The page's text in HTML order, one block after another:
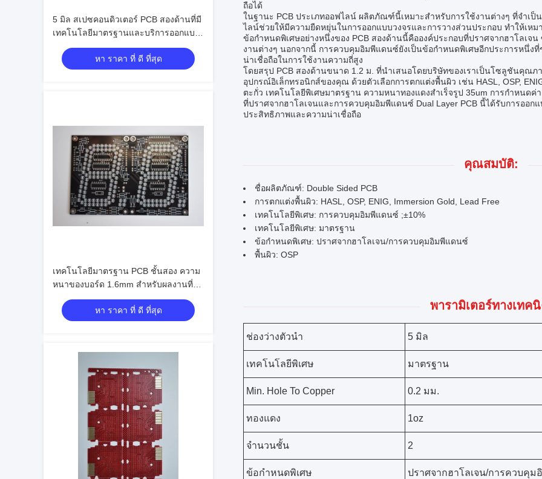
5 มิล สเปซคอนดิวเตอร์ PCB สองด้านที่มี
เทคโนโลยีมาตรฐานและบริการออกแบบ
PCB / PCB Assembly
หา ราคา ที่ ดี ที่สุด
เทคโนโลยีมาตรฐาน PCB ชั้นสอง ความ
หนาของบอร์ด 1.6mm สําหรับผลงานที่ดี
หา ราคา ที่ ดี ที่สุด
ถือได้
ในฐานะ PCB ประเภทออฟไลน์ ผลิตภัณฑ์นี้เหมาะสำหรับการใช้งานต่างๆ ที่จำเ
ไลน์ช่วยให้มีความยืดหยุ่นในการออกแบบวงจรและการวางส่วนประกอบ ทำให้เ
ข้อกำหนดพิเศษอย่างหนึ่งของ PCB สองด้านนี้คือองค์ประกอบที่ปราศจากฮาโลเจ
งานต่างๆ นอกจากนี้ การควบคุมอิมพีแดนซ์ยังเป็นข้อกำหนดพิเศษอีกประการหนึ่
น่าเชื่อถือในการใช้งานความถี่สูง
โดยสรุป PCB สองด้านขนาด 1.2 ม. ที่นำเสนอโดยบริษัทของเราเป็นโซลูชันคุณภ
อุปกรณ์อิเล็กทรอนิกส์ของคุณ ด้วยตัวเลือกการตกแต่งพื้นผิว เช่น HASL, OSP,
ตะกั่ว เทคโนโลยีพิเศษมาตรฐาน ความหนาทองแดงสำเร็จรูป 35um การกำหนด
ที่ปราศจากฮาโลเจนและการควบคุมอิมพีแดนซ์ Dual Layer PCB นี้ได้รับการออ
ประสิทธิภาพและความน่าเชื่อถือ
คุณสมบัติ:
ชื่อผลิตภัณฑ์: Double Sided PCB
การตกแต่งพื้นผิว: HASL, OSP, ENIG, Immersion Gold, Lead Free
เทคโนโลยีพิเศษ: การควบคุมอิมพีแดนซ์ ;±10%
เทคโนโลยีพิเศษ: มาตรฐาน
ข้อกำหนดพิเศษ: ปราศจากฮาโลเจน/การควบคุมอิมพีแดนซ์
พื้นผิว: OSP
พารามิเตอร์ทางเทค
ช่องว่างตัวนำ 5 มิล
เทคโนโลยีพิเศษ มาตรฐาน
Min. Hole To Copper 0.2 มม.
ทองแดง 1oz
จำนวนชั้น 2
ข้อกำหนดพิเศษ ปราศจากฮาโลเจน/การควบคุ